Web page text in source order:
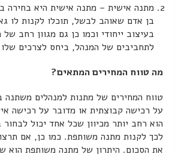
מתנה אישית – מתנה אישית היא בחירה
בן אדם שאוהב לבשל, תוכלו לקנות לו
בעיצוב ייחודי וכמו כן גם מגוון רחב
לתחביבים של המנהל, ביחס לצרכים שלו
מה טווח המחירים המתאים?
טווח המחירים של מתנות למנהלים
על רכישה קבוצתית או מדובר על רכישה
הוא רחב יותר מכיוון שכל אחד יכול
לכך לקנות מתנה משותפת. כמו כן, אם
את הסכום. היתרון של מתנה משותפת הוא